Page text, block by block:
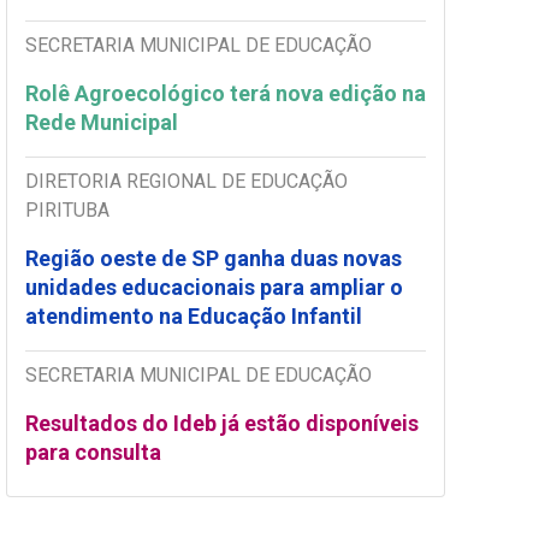
SECRETARIA MUNICIPAL DE EDUCAÇÃO
Rolê Agroecológico terá nova edição na
Rede Municipal
DIRETORIA REGIONAL DE EDUCAÇÃO
PIRITUBA
Região oeste de SP ganha duas novas
unidades educacionais para ampliar o
atendimento na Educação Infantil
SECRETARIA MUNICIPAL DE EDUCAÇÃO
Resultados do Ideb já estão disponíveis
para consulta